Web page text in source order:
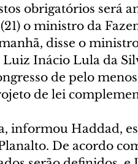
obrigatórios será
o ministro da
disse o
Inácio Lula da
de pelo
de lei
informou Haddad,
De acordo